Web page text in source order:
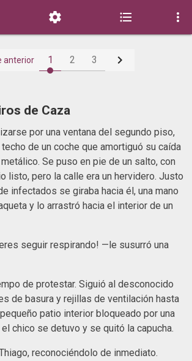
  
anterior 1 2 3 
de Caza
por una ventana del segundo piso,
de un coche que amortiguó su caída
Se puso en pie de un salto, con
listo, pero la calle era un hervidero. Justo
infectados se giraba hacia él, una mano
y lo arrastró hacia el interior de un
seguir respirando! —le susurró una
de protestar. Siguió al desconocido
de basura y rejillas de ventilación hasta
patio interior bloqueado por una
chico se detuvo y se quitó la capucha.
reconociéndolo de inmediato.